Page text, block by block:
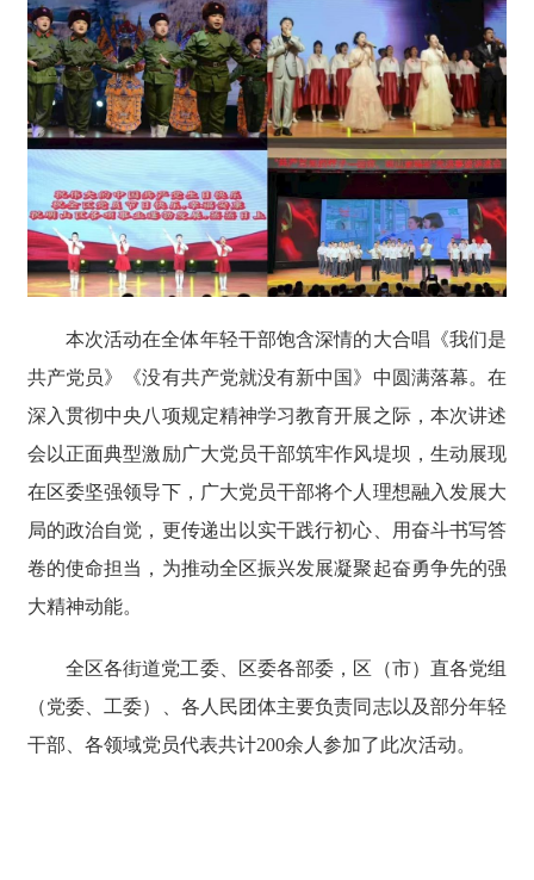
本次活动在全体年轻干部饱含深情的大合唱《我们是
共产党员》《没有共产党就没有新中国》中圆满落幕。在
深入贯彻中央八项规定精神学习教育开展之际，本次讲述
会以正面典型激励广大党员干部筑牢作风堤坝，生动展现
在区委坚强领导下，广大党员干部将个人理想融入发展大
局的政治自觉，更传递出以实干践行初心、用奋斗书写答
卷的使命担当，为推动全区振兴发展凝聚起奋勇争先的强
大精神动能。
全区各街道党工委、区委各部委，区（市）直各党组
（党委、工委）、各人民团体主要负责同志以及部分年轻
干部、各领域党员代表共计200余人参加了此次活动。